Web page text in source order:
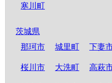
寒川町
茨城県
那珂市
城里町 下妻
桜川市 大洗町 高萩